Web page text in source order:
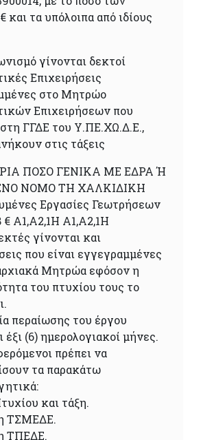
και τα υπόλοιπα από ιδίους
γίνονται δεκτοί
Επιχειρήσεις
στο Μητρώο
Επιχειρήσεων που
στη ΓΓΔΕ του Υ.ΠΕ.ΧΩ.Δ.Ε.,
στις τάξεις
ΠΟΣΟ ΓΕΝΙΚΑ ΜΕ ΕΔΡΑ Ή
ΝΟΜΟ ΤΗ ΧΑΛΚΙΔΙΚΗ
Εργασίες Γεωτρήσεων
€ Α1,Α2,1Η Α1,Α2,1Η
γίνονται και
που είναι εγγεγραμμένες
Μητρώα εφόσον η
του πτυχίου τους το
περαίωσης του έργου
έξι (6) ημερολογιακοί μήνες.
πρέπει να
τα παρακάτω
και τάξη.
ΤΣΜΕΔΕ.
ΤΠΕΔΕ.